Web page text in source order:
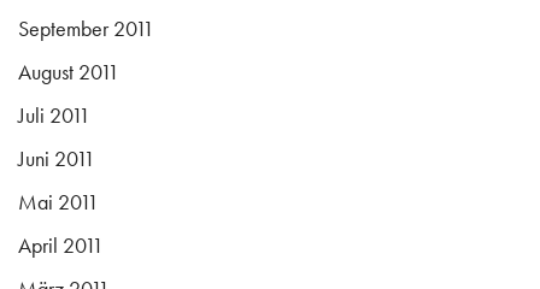
September 2011
August 2011
Juli 2011
Juni 2011
Mai 2011
April 2011